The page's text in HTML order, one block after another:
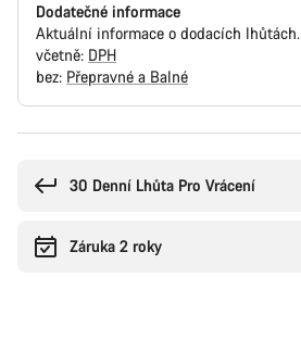
Dodatečné informace
Aktuální informace o dodacích lhůtách.
včetně: DPH
bez: Přepravné a Balné
koupi
30 Denní Lhůta Pro Vrácení
Záruka 2 roky